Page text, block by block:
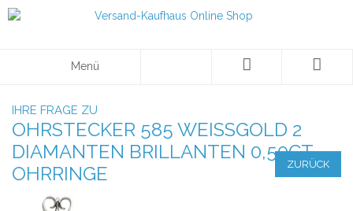
Menü
IHRE FRAGE ZU
OHRSTECKER 585 WEISSGOLD 2 D
IAMANTEN BRILLANTEN 0,50CT. O
HRRINGE
ZURÜCK